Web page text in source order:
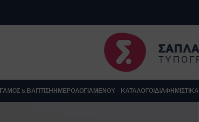
ΓΆΜΟΣ & ΒΆΠΤΙΣΗΗΜΕΡΟΛΌΓΙΑΜΕΝΟΎ – ΚΑΤΆΛΟΓΟΙΔΙΑΦΗΜΙΣΤΙΚΑ